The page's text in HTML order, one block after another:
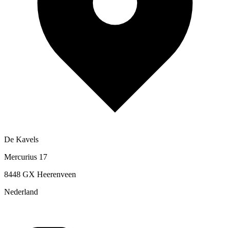
De Kavels
Mercurius 17
8448 GX Heerenveen
Nederland